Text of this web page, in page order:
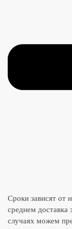
Сроки зависят от
среднем доставка
случаях можем